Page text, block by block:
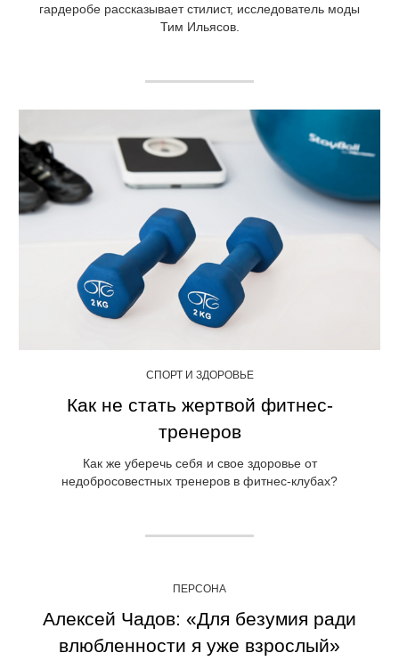
гардеробе рассказывает стилист, исследователь моды
Тим Ильясов.
СПОРТ И ЗДОРОВЬЕ
Как не стать жертвой фитнес-
тренеров
Как же уберечь себя и свое здоровье от
недобросовестных тренеров в фитнес-клубах?
ПЕРСОНА
Алексей Чадов: «Для безумия ради
влюбленности я уже взрослый»